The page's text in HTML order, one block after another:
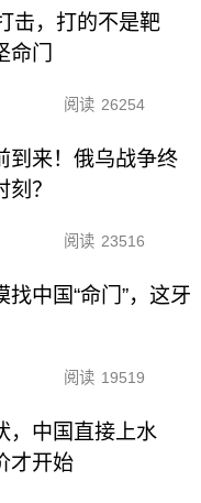
击，打的不是靶
门
阅读 26254
到来！俄乌战争终
？
阅读 23516
找中国“命门”，这牙
阅读 19519
，中国直接上水
才开始